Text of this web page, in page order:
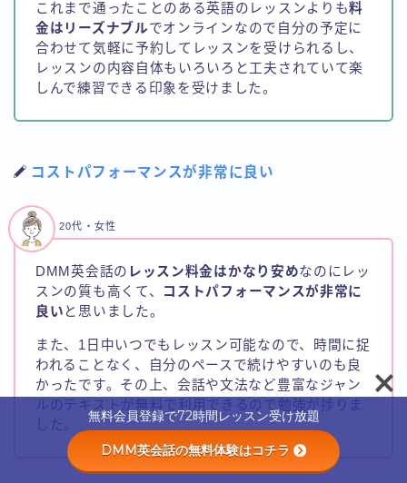
Follow Me
これまで通ったことのある英語のレッスンよりも料
金はリーズナブルでオンラインなので自分の予定に
合わせて気軽に予約してレッスンを受けられるし、
レッスンの内容自体もいろいろと工夫されていて楽
しんで練習できる印象を受けました。
コストパフォーマンスが非常に良い
DMM英会話の レッスン料金はかなり安めなのにレッ
スンの質も高くて、
コストパフォーマンスが非常に
良い と思いました。
また、1日中いつでもレッスン可能なので、時間に捉
われることなく、自分のペースで続けやすいのも良
かったです。その上、会話や文法など豊富なジャン
ルのテキストが無料で利用できるので勉強が捗りま
した。
20代・女性
無料会員登録で72時間レッスン受け放題
DMM英会話の無料体験はコチラ